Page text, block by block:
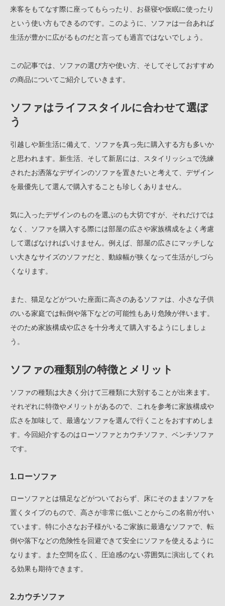
来客をもてなす際に座ってもらったり、お昼寝や仮眠に使ったり
という使い方もできるのです。このように、ソファは一台あれば
生活が豊かに広がるものだと言っても過言ではないでしょう。
この記事では、ソファの選び方や使い方、そしてそしておすすめ
の商品についてご紹介していきます。
ソファはライフスタイルに合わせて選ぼ
う
引越しや新生活に備えて、ソファを真っ先に購入する方も多いか
と思われます。新生活、そして新居には、スタイリッシュで洗練
されたお洒落なデザインのソファを置きたいと考えて、デザイン
を最優先して選んで購入することも珍しくありません。
気に入ったデザインのものを選ぶのも大切ですが、それだけでは
なく、ソファを購入する際には部屋の広さや家族構成をよく考慮
して選ばなければいけません。例えば、部屋の広さにマッチしな
い大きなサイズのソファだと、動線幅が狭くなって生活がしづら
くなります。
また、猫足などがついた座面に高さのあるソファは、小さな子供
のいる家庭では転倒や落下などの可能性もあり危険が伴います。
そのため家族構成や広さを十分考えて購入するようにしましょ
う。
ソファの種類別の特徴とメリット
ソファの種類は大きく分けて三種類に大別することが出来ます。
それぞれに特徴やメリットがあるので、これを参考に家族構成や
広さを加味して、最適なソファを選んで行くことをおすすめしま
す。今回紹介するのはローソファとカウチソファ、ベンチソファ
です。
1.ローソファ
ローソファとは猫足などがついておらず、床にそのままソファを
置くタイプのもので、高さが非常に低いことからこの名前が付い
ています。特に小さなお子様がいるご家族に最適なソファで、転
倒や落下などの危険性を回避できて安全にソファを使えるように
なります。また空間を広く、圧迫感のない雰囲気に演出してくれ
る効果も期待できます。
2.カウチソファ